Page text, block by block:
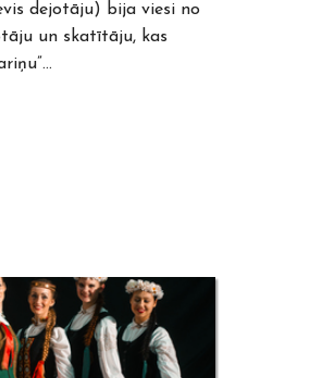
dejotāju) bija viesi no
un skatītāju, kas